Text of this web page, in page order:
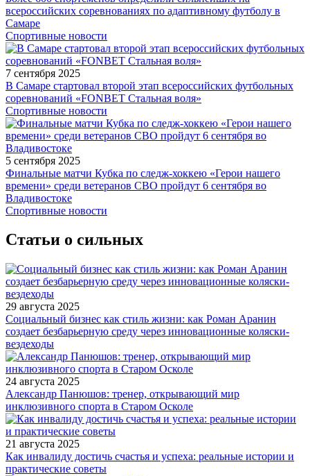
всероссийских соревнованиях по адаптивному футболу в
Самаре
Спортивные новости
7 сентября 2025
В Самаре стартовал второй этап всероссийских футбольных
соревнований «FONBET Стальная воля»
Спортивные новости
5 сентября 2025
Финальные матчи Кубка по следж-хоккею «Герои нашего
времени» среди ветеранов СВО пройдут 6 сентября во
Владивостоке
Спортивные новости
Статьи о сильных
29 августа 2025
Социальный бизнес как стиль жизни: как Роман Аранин
создает безбарьерную среду через инновационные коляски-
вездеходы
24 августа 2025
Александр Панюшов: тренер, открывающий мир
инклюзивного спорта в Старом Осколе
21 августа 2025
Как инвалиду достичь счастья и успеха: реальные истории и
практические советы